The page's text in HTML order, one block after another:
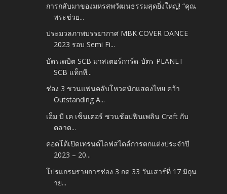
การกลับมาของมหรสพวัฒนธรรมสุดยิ่งใหญ่! “คุณ
พระช่วย...
ประมวลภาพบรรยากาศ MBK COVER DANCE
2023 รอบ Semi Fi...
บัตรเดบิต SCB มาสเตอร์การ์ด-บัตร PLANET
SCB แท็กที...
ช่อง 3 ชวนแฟนคลับโหวตนักแสดงไทย คว้า
Outstanding A...
เอ็ม บี เค เซ็นเตอร์ ชวนช้อปฟินเพลิน Craft กับ
ตลาด...
คอตโต้เปิดเทรนด์ไลฟสไตล์การตกแต่งประจำปี
2023 – 20...
โปรแกรมรายการช่อง 3 กด 33 วันเสาร์ที่ 17 มิถุน
าย...